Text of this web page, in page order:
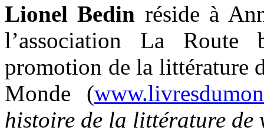
Lionel Bedin réside à
l’association La Route
promotion de la littérature
Monde (
histoire de la littérature de